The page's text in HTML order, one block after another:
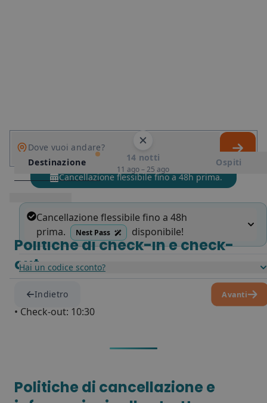
Destinazione 14 notti
11 ago – 25 ago
Ospiti
Ibiza
Cisne by Nest
Cancellazione flessibile fino a 48h
prima.
Nest Pass disponibile!
Hai un codice sconto?
Indietro Avanti
Dove vuoi andare?
Cancellazione flessibile fino a 48h prima.
Politiche di check-in e check-
out
• Arrivo: 14:00
• Check-out: 10:30
Politiche di cancellazione e